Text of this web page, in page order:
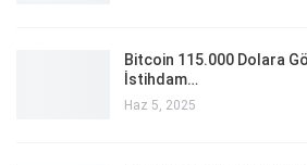
Bitcoin 115.000 Dolara
İstihdam…
Haz 5, 2025